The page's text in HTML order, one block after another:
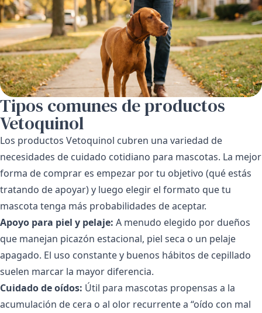
Tipos comunes de productos
Vetoquinol
Los productos Vetoquinol cubren una variedad de
necesidades de cuidado cotidiano para mascotas. La mejor
forma de comprar es empezar por tu objetivo (qué estás
tratando de apoyar) y luego elegir el formato que tu
mascota tenga más probabilidades de aceptar.
Apoyo para piel y pelaje: A menudo elegido por dueños
que manejan picazón estacional, piel seca o un pelaje
apagado. El uso constante y buenos hábitos de cepillado
suelen marcar la mayor diferencia.
Cuidado de oídos: Útil para mascotas propensas a la
acumulación de cera o al olor recurrente a “oído con mal